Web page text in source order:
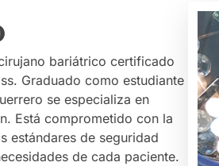
bariátrico certificado
Graduado como estudiante
se especializa en
Está comprometido con la
estándares de seguridad
de cada paciente.